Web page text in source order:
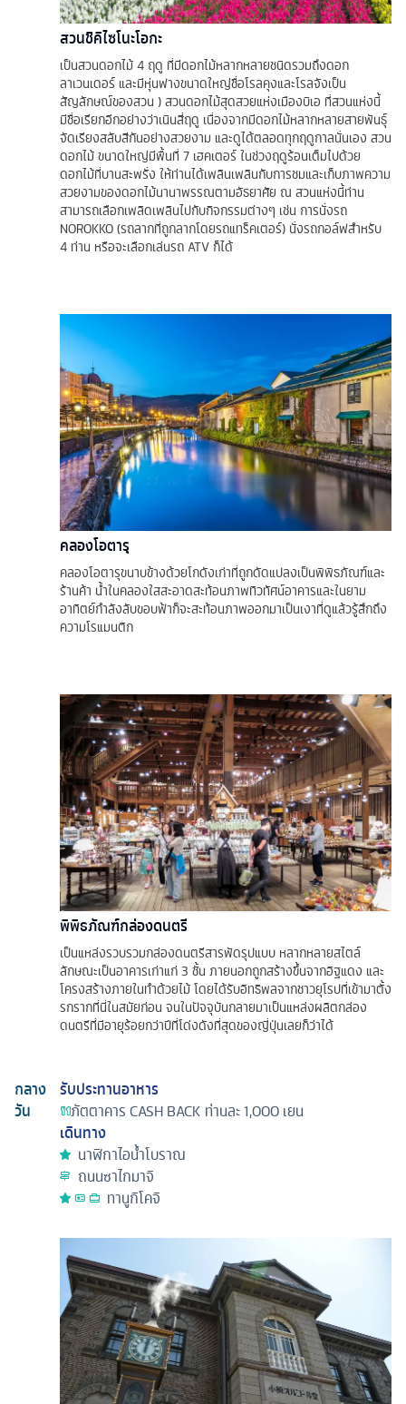
สวนชิคิไซโนะโอกะ
เป็นสวนดอกไม้ 4 ฤดู ที่มีดอกไม้หลากหลายชนิดรวมถึงดอก
ลาเวนเดอร์ และมีหุ่นฟางขนาดใหญ่ชื่อโรลคุงและโรลจังเป็น
สัญลักษณ์ของสวน ) สวนดอกไม้สุดสวยแห่งเมืองบิเอ ที่สวนแห่งนี้
มีชื่อเรียกอีกอย่างว่าเนินสี่ฤดู เนื่องจากมีดอกไม้หลากหลายสายพันธุ์
จัดเรียงสลับสีกันอย่างสวยงาม และดูได้ตลอดทุกฤดูกาลนั่นเอง สวน
ดอกไม้ ขนาดใหญ่มีพื้นที่ 7 เฮคเตอร์ ในช่วงฤดูร้อนเต็มไปด้วย
ดอกไม้ที่บานสะพรั่ง ให้ท่านได้เพลินเพลินกับการชมและเก็บภาพความ
สวยงามของดอกไม้นานาพรรณตามอัธยาศัย ณ สวนแห่งนี้ท่าน
สามารถเลือกเพลิดเพลินไปกับกิจกรรมต่างๆ เช่น การนั่งรถ
NOROKKO (รถลากที่ถูกลากโดยรถแทร็คเตอร์) นั่งรถกอล์ฟสำหรับ
4 ท่าน หรือจะเลือกเล่นรถ ATV ก็ได้
คลองโอตารุ
คลองโอตารุขนาบข้างด้วยโกดังเก่าที่ถูกดัดแปลงเป็นพิพิธภัณฑ์และ
ร้านค้า น้ำในคลองใสสะอาดสะท้อนภาพทิวทัศน์อาคารและในยาม
อาทิตย์กำลังลับขอบฟ้าก็จะสะท้อนภาพออกมาเป็นเงาที่ดูแล้วรู้สึกถึง
ความโรแมนติก
พิพิธภัณฑ์กล่องดนตรี
เป็นแหล่งรวบรวมกล่องดนตรีสารพัดรุปแบบ หลากหลายสไตล์
ลักษณะเป็นอาคารเก่าแก่ 3 ชั้น ภายนอกถูกสร้างขึ้นจากอิฐแดง และ
โครงสร้างภายในทำด้วยไม้ โดยได้รับอิทธิพลจากชาวยุโรปที่เข้ามาตั้ง
รกรากที่นี่ในสมัยก่อน จนในปัจจุบันกลายมาเป็นแหล่งผลิตกล่อง
ดนตรีที่มีอายุร้อยกว่าปีที่โด่งดังที่สุดของญี่ปุ่นเลยก็ว่าได้
กลาง
วัน
รับประทานอาหาร
ภัตตาคารCASH BACK ท่านละ 1,000 เยน
เดินทาง
นาฬิกาไอน้ำโบราณ
ถนนซาไกมาจิ
ทานูกิโคจิ